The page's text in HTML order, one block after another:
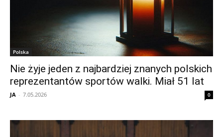
Polska
Nie żyje jeden z najbardziej znanych polskich
reprezentantów sportów walki. Miał 51 lat
JA - 7.05.2026 0